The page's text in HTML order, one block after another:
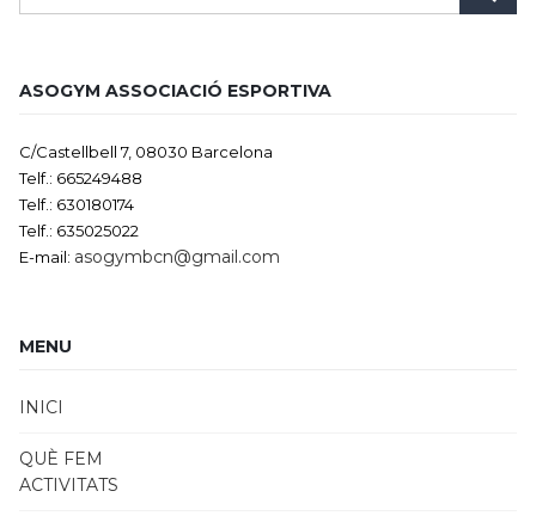
ASOGYM ASSOCIACIÓ ESPORTIVA
C/Castellbell 7, 08030 Barcelona
Telf.: 665249488
Telf.: 630180174
Telf.: 635025022
E-mail: asogymbcn@gmail.com
MENU
INICI
QUÈ FEM
ACTIVITATS